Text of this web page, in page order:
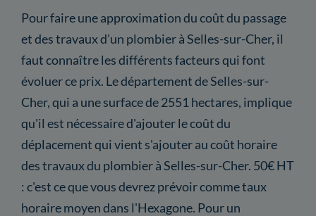
Pour faire une approximation du coût du passage
et des travaux d'un plombier à Selles-sur-Cher, il
faut connaître les différents facteurs qui font
évoluer ce prix. Le département de Selles-sur-
Cher, qui a une surface de 2551 hectares, implique
qu'il est nécessaire d'ajouter le coût du
déplacement qui vient s'ajouter au coût horaire
des travaux du plombier à Selles-sur-Cher. 50€ HT
: c'est ce que vous devrez prévoir comme taux
horaire moyen dans l'Hexagone. Pour un